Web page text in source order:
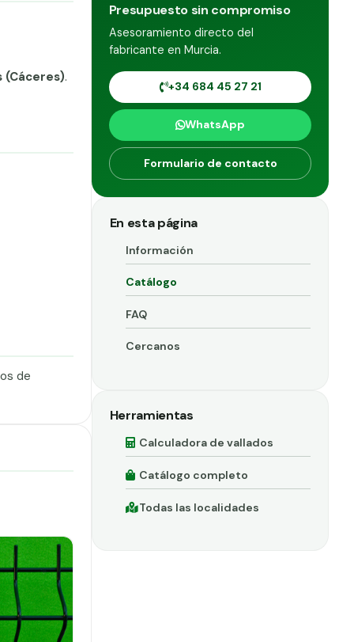
(Cáceres).
de
Presupuesto sin compromiso
Asesoramiento directo del
fabricante en Murcia.
+34 684 45 27 21
WhatsApp
Formulario de contacto
En esta página
Información
Catálogo
FAQ
Cercanos
Herramientas
Calculadora de vallados
Catálogo completo
Todas las localidades